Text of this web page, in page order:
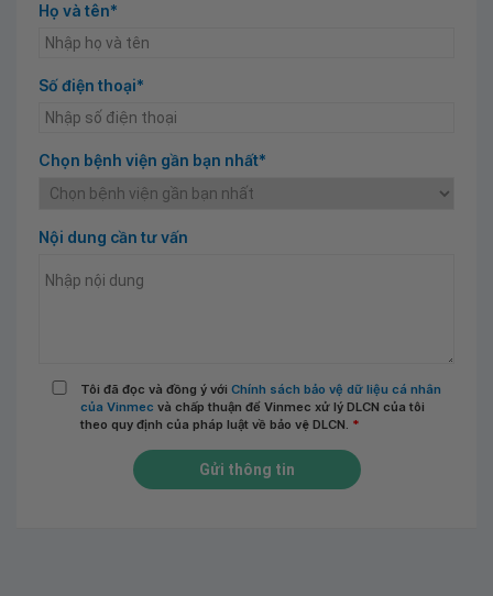
Họ và tên*
Số điện thoại*
Chọn bệnh viện gần bạn nhất*
Nội dung cần tư vấn
Tôi đã đọc và đồng ý với Chính sách bảo vệ dữ liệu cá nhân
của Vinmec và chấp thuận để Vinmec xử lý DLCN của tôi
theo quy định của pháp luật về bảo vệ DLCN. *
Gửi thông tin